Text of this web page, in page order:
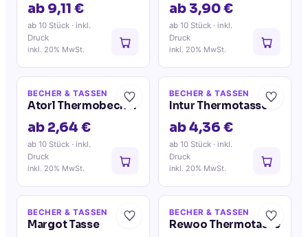
ab 9,11 €
ab 10 Stück · inkl.
Druck
inkl. 20% MwSt.
ab 3,90 €
ab 10 Stück · inkl.
Druck
inkl. 20% MwSt.
BECHER & TASSEN
Atorl Thermobecher
ab 2,64 €
ab 10 Stück · inkl.
Druck
inkl. 20% MwSt.
BECHER & TASSEN
Intur Thermotasse
ab 4,36 €
ab 10 Stück · inkl.
Druck
inkl. 20% MwSt.
BECHER & TASSEN
Margot Tasse
BECHER & TASSEN
Rewoo Thermotasse